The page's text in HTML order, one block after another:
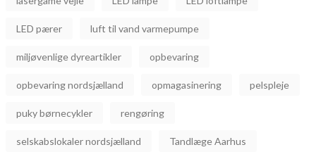
LED pærer luft til vand varmepumpe
miljøvenlige dyreartikler opbevaring
opbevaring nordsjælland opmagasinering pelspleje
puky børnecykler rengøring
selskabslokaler nordsjælland Tandlæge Aarhus